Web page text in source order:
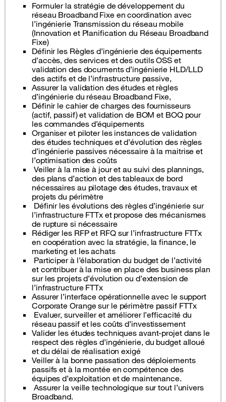
Formuler la stratégie de développement du
réseau Broadband Fixe en coordination avec
l’ingénierie Transmission du réseau mobile
(Innovation et Planification du Réseau Broadband
Fixe)
Définir les Règles d’ingénierie des équipements
d’accès, des services et des outils OSS et
validation des documents d’ingénierie HLD/LLD
des actifs et de l’infrastructure passive,
Assurer la validation des études et règles
d’ingénierie du réseau Broadband Fixe,
Définir le cahier de charges des fournisseurs
(actif, passif) et validation de BOM et BOQ pour
les commandes d’équipements
Organiser et piloter les instances de validation
des études techniques et d’évolution des règles
d’ingénierie passives nécessaire à la maitrise et
l’optimisation des coûts
Veiller à la mise à jour et au suivi des plannings,
des plans d’action et des tableaux de bord
nécessaires au pilotage des études, travaux et
projets du périmètre
Définir les évolutions des règles d’ingénierie sur
l’infrastructure FTTx et propose des mécanismes
de rupture si nécessaire
Rédiger les RFP et RFQ sur l’infrastructure FTTx
en coopération avec la stratégie, la finance, le
marketing et les achats
Participer à l’élaboration du budget de l’activité
et contribuer à la mise en place des business plan
sur les projets d’évolution ou d’extension de
l’infrastructure FTTx
Assurer l’interface opérationnelle avec le support
Corporate Orange sur le périmètre passif FTTx
Evaluer, surveiller et améliorer l’efficacité du
réseau passif et les coûts d’investissement
Valider les études techniques avant-projet dans le
respect des règles d’ingénierie, du budget alloué
et du délai de réalisation exigé
Veiller à la bonne passation des déploiements
passifs et à la montée en compétence des
équipes d’exploitation et de maintenance.
Assurer la veille technologique sur tout l’univers
Broadband.